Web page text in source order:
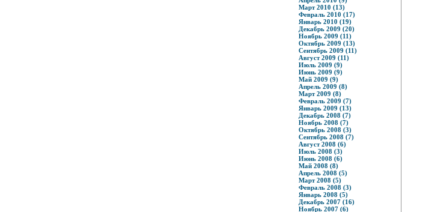
Март 2010 (13)
Февраль 2010 (17)
Январь 2010 (19)
Декабрь 2009 (20)
Ноябрь 2009 (11)
Октябрь 2009 (13)
Сентябрь 2009 (11)
Август 2009 (11)
Июль 2009 (9)
Июнь 2009 (9)
Май 2009 (9)
Апрель 2009 (8)
Март 2009 (8)
Февраль 2009 (7)
Январь 2009 (13)
Декабрь 2008 (7)
Ноябрь 2008 (7)
Октябрь 2008 (3)
Сентябрь 2008 (7)
Август 2008 (6)
Июль 2008 (3)
Июнь 2008 (6)
Май 2008 (8)
Апрель 2008 (5)
Март 2008 (5)
Февраль 2008 (3)
Январь 2008 (5)
Декабрь 2007 (16)
Ноябрь 2007 (6)